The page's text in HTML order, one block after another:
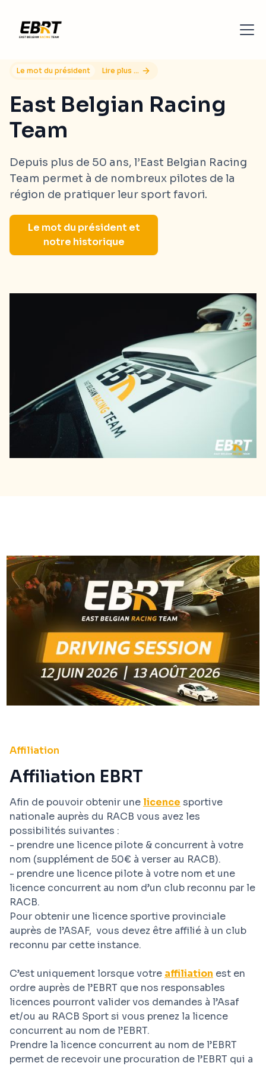
Le mot du président Lire plus ...
East Belgian Racing
Team
Depuis plus de 50 ans, l’East Belgian Racing
Team permet à de nombreux pilotes de la
région de pratiquer leur sport favori.
Le mot du président et
notre historique
Affiliation
Affiliation EBRT
Afin de pouvoir obtenir une licence sportive
nationale auprès du RACB vous avez les
possibilités suivantes :
- prendre une licence pilote & concurrent à votre
nom (supplément de 50€ à verser au RACB).
- prendre une licence pilote à votre nom et une
licence concurrent au nom d’un club reconnu par le
RACB.
Pour obtenir une licence sportive provinciale
auprès de l’ASAF, vous devez être affilié à un club
reconnu par cette instance.
C’est uniquement lorsque votre affiliation est en
ordre auprès de l’EBRT que nos responsables
licences pourront valider vos demandes à l’Asaf
et/ou au RACB Sport si vous prenez la licence
concurrent au nom de l’EBRT.
Prendre la licence concurrent au nom de l’EBRT
permet de recevoir une procuration de l’EBRT qui a